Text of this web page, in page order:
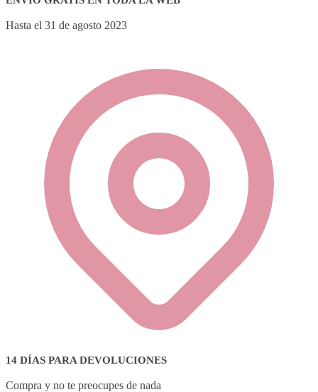
Hasta el 31 de agosto 2023
14 DÍAS PARA DEVOLUCIONES
Compra y no te preocupes de nada